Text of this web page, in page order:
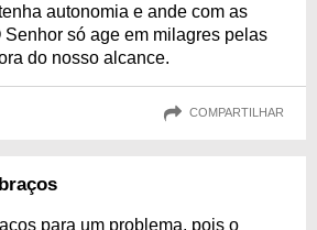
autonomia e ande com as
Senhor só age em milagres pelas
do nosso alcance.
COMPARTILHAR
para um problema, pois o